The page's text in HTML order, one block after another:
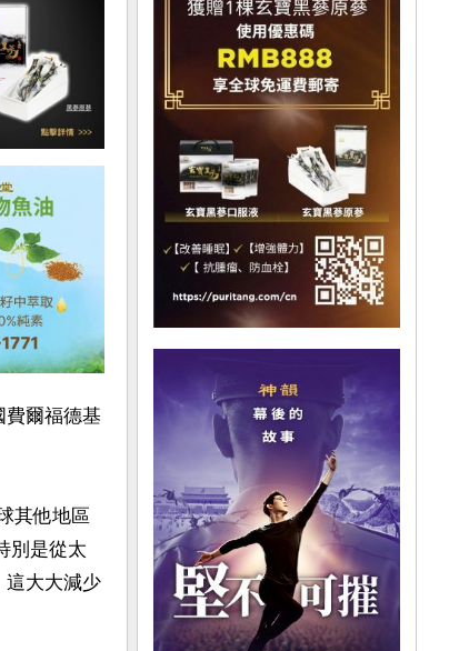
費爾福德基
其他地區
別是從太
這大大減少